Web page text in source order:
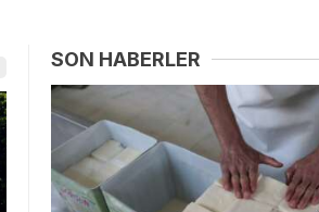
SON HABERLER